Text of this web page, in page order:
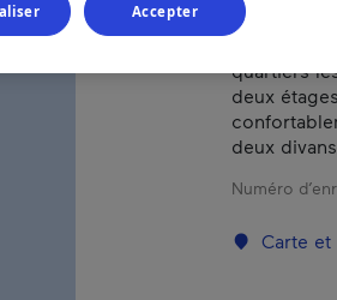
Ces
quartiers
deux
deux
Numéro
Carte
Accepter